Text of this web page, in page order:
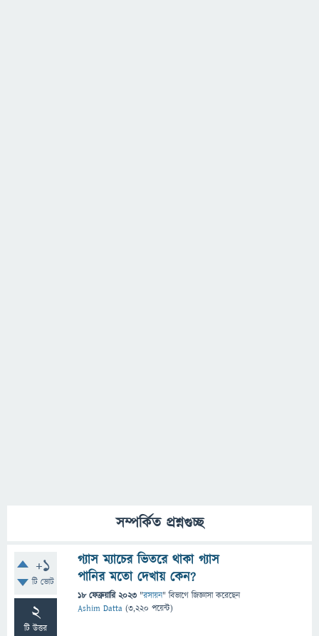
সম্পর্কিত প্রশ্নগুচ্ছ
+1
টি ভোট
2
টি উত্তর
গ্যাস ম্যাচের ভিতরে থাকা গ্যাস
পানির মতো দেখায় কেন?
18 ফেব্রুয়ারি 2023 "রসায়ন" বিভাগে জিজ্ঞাসাকরেছেন
Ashim Datta (3,220 পয়েন্ট)